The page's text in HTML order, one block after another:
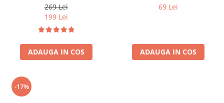
269 Lei
199 Lei
ADAUGA IN COS
69 Lei
ADAUGA IN COS
-17%